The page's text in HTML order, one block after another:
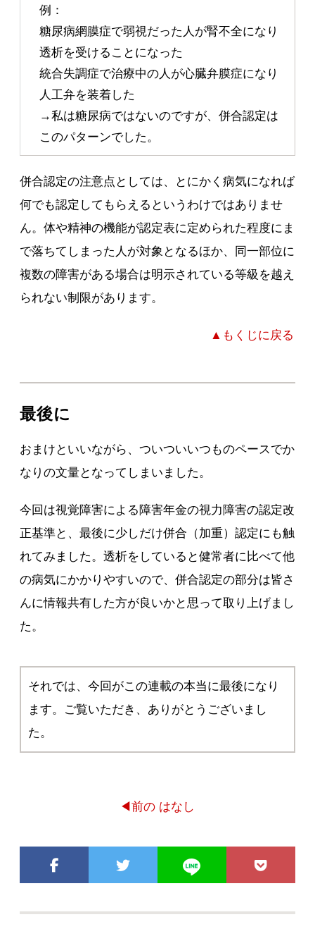
例：
糖尿病網膜症で弱視だった人が腎不全になり
透析を受けることになった
統合失調症で治療中の人が心臓弁膜症になり
人工弁を装着した
→私は糖尿病ではないのですが、併合認定は
このパターンでした。
併合認定の注意点としては、とにかく病気になれば
何でも認定してもらえるというわけではありませ
ん。体や精神の機能が認定表に定められた程度にま
で落ちてしまった人が対象となるほか、同一部位に
複数の障害がある場合は明示されている等級を越え
られない制限があります。
▲もくじに戻る
最後に
おまけといいながら、ついついいつものペースでか
なりの文量となってしまいました。
今回は視覚障害による障害年金の視力障害の認定改
正基準と、最後に少しだけ併合（加重）認定にも触
れてみました。透析をしていると健常者に比べて他
の病気にかかりやすいので、併合認定の部分は皆さ
んに情報共有した方が良いかと思って取り上げまし
た。
それでは、今回がこの連載の本当に最後になり
ます。ご覧いただき、ありがとうございまし
た。
◀前の はなし